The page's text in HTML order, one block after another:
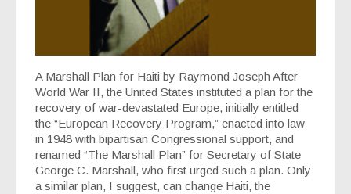
A Marshall Plan for Haiti by Raymond Joseph After
World War II, the United States instituted a plan for the
recovery of war-devastated Europe, initially entitled
the “European Recovery Program,” enacted into law
in 1948 with bipartisan Congressional support, and
renamed “The Marshall Plan” for Secretary of State
George C. Marshall, who first urged such a plan. Only
a similar plan, I suggest, can change Haiti, the